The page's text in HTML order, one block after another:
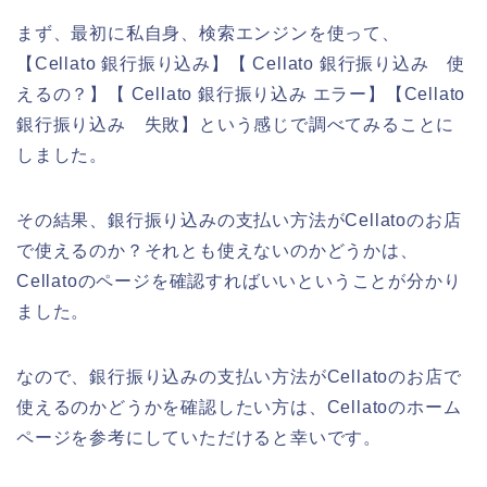
まず、最初に私自身、検索エンジンを使って、
【Cellato 銀行振り込み】【 Cellato 銀行振り込み 使
えるの？】【 Cellato 銀行振り込み エラー】【Cellato
銀行振り込み 失敗】という感じで調べてみることに
しました。
その結果、銀行振り込みの支払い方法がCellatoのお店
で使えるのか？それとも使えないのかどうかは、
Cellatoのページを確認すればいいということが分かり
ました。
なので、銀行振り込みの支払い方法がCellatoのお店で
使えるのかどうかを確認したい方は、Cellatoのホーム
ページを参考にしていただけると幸いです。